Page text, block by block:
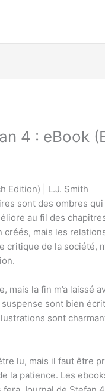
4 : eBook
Edition) | L.J. Smith
sont des ombres
au fil des
créés, mais les
critique de la société,
mais la fin m’a laissé
sont bien
sont
lu, mais il faut être
la patience. Les